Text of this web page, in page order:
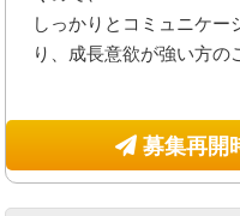
しっかりとコミュニケー
り、成長意欲が強い方の
募集再開